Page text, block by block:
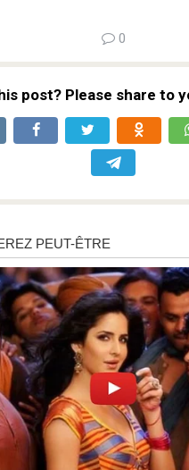
0
post? Please share to